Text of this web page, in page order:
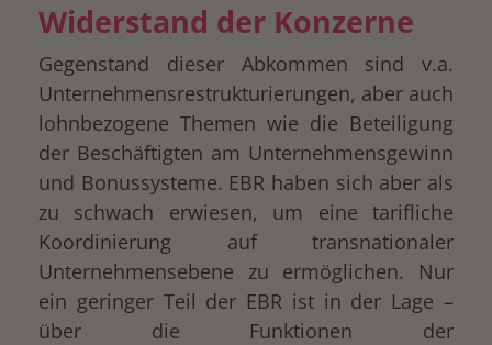
Widerstand der Konzerne
Gegenstand dieser Abkommen sind v.a.
Unternehmensrestrukturierungen, aber auch
lohnbezogene Themen wie die Beteiligung
der Beschäftigten am Unternehmensgewinn
und Bonussysteme. EBR haben sich aber als
zu schwach erwiesen, um eine tarifliche
Koordinierung auf transnationaler
Unternehmensebene zu ermöglichen. Nur
ein geringer Teil der EBR ist in der Lage –
über die Funktionen der
drucken